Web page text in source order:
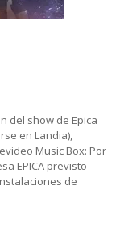
del show de Epica
en Landia),
Music Box: Por
EPICA previsto
de